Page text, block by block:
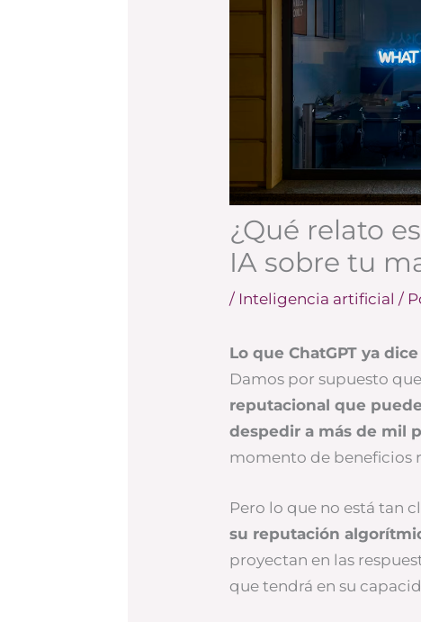
¿Qué relato
IA sobre tu
/ Inteligencia artificial /
Lo que ChatGPT ya
Damos por supuesto
reputacional que
despedir a más de mil
momento de beneficios
Pero lo que no está tan
su reputación
proyectan en las
que tendrá en su